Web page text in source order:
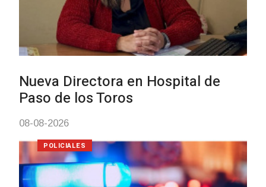
Investigación de policías de
Tacuarembó permitió
Brasil una camioneta hurtada
Villa Ansina
04-08-2026